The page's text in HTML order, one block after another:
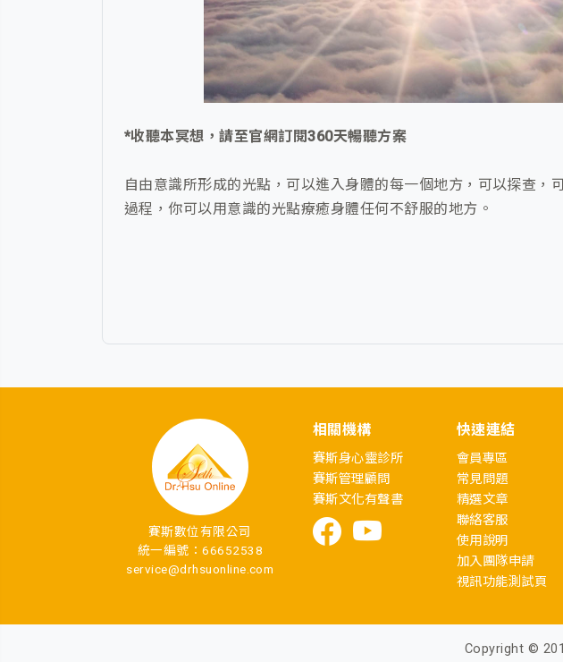
*收聽本冥想，請至官網訂閱360天暢聽方案
自由意識所形成的光點，可以進入身體的每一個地方，可以探查
過程，你可以用意識的光點療癒身體任何不舒服的地方。
賽斯數位有限公司
統一編號：66652538
service@drhsuonline.com
相關機構
賽斯身心靈診所
賽斯管理顧問
賽斯文化有聲書
快速連結
會員專區
常見問題
精選文章
聯絡客服
使用說明
加入團隊申請
視訊功能測試頁
Copyright ©